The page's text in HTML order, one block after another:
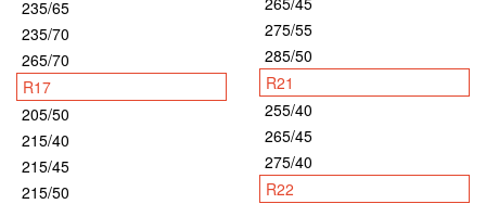
235/65
235/70
265/70
R17
205/50
215/40
215/45
215/50
275/55
285/50
R21
255/40
265/45
275/40
R22